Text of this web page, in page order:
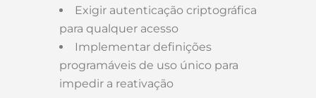
Exigir autenticação criptográfica
para qualquer acesso
Implementar definições
programáveis de uso único para
impedir a reativação